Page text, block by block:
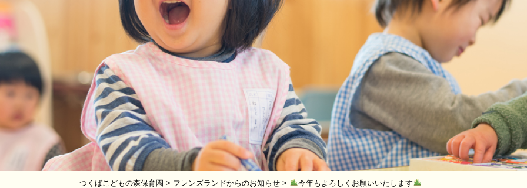
つくばこどもの森保育園 > フレンズランドからのお知らせ > 今年もよろしくお願いいたします